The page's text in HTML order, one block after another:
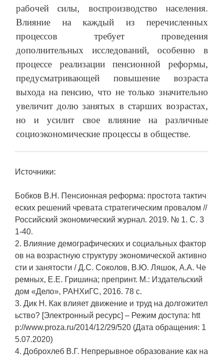
рабочей силы, воспроизводство населения.
Влияние на каждый из перечисленных
процессов требует проведения
дополнительных исследований, особенно в
процессе реализации пенсионной реформы,
предусматривающей повышение возраста
выхода на пенсию, что не только значительно
увеличит долю занятых в старших возрастах,
но и усилит свое влияние на различные
социоэкономические процессы в обществе.
Источники:
Бобков В.Н. Пенсионная реформа: простота тактич
еских решений чревата стратегическим провалом //
Российский экономический журнал. 2019. № 1. С. 3
1-40.
2. Влияние демографических и социальных фактор
ов на возрастную структуру экономической активно
сти и занятости / Д.С. Соколов, В.Ю. Ляшок, А.А. Че
ремных, Е.Е. Гришина; препринт. М.: Издательский
дом «Дело», РАНХиГС, 2016. 78 с.
3. Дик Н. Как влияет движение и труд на долгожител
ьство? [Электронный ресурс] – Режим доступа: htt
p://www.proza.ru/2014/12/29/520 (Дата обращения: 1
5.07.2020)
4. Доброхлеб В.Г. Непрерывное образование как на